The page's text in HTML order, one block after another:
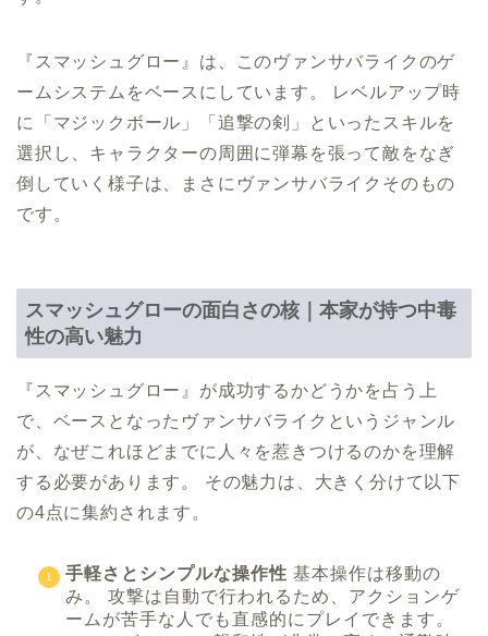
『スマッシュグロー』は、このヴァンサバライクのゲ
ームシステムをベースにしています。 レベルアップ時
に「マジックボール」「追撃の剣」といったスキルを
選択し、キャラクターの周囲に弾幕を張って敵をなぎ
倒していく様子は、まさにヴァンサバライクそのもの
です。
スマッシュグローの面白さの核｜本家が持つ中毒
性の高い魅力
『スマッシュグロー』が成功するかどうかを占う上
で、ベースとなったヴァンサバライクというジャンル
が、なぜこれほどまでに人々を惹きつけるのかを理解
する必要があります。 その魅力は、大きく分けて以下
の4点に集約されます。
手軽さとシンプルな操作性 基本操作は移動の
み。 攻撃は自動で行われるため、アクションゲ
ームが苦手な人でも直感的にプレイできます。